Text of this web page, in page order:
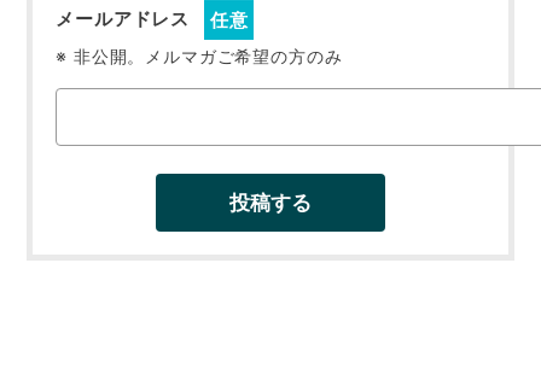
メールアドレス 任意
※ 非公開。メルマガご希望の方のみ